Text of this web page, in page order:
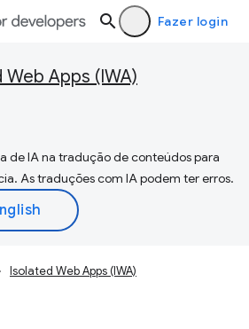
Fazer login
Web Apps (IWA)
de IA na tradução de conteúdos para
As traduções com IA podem ter erros.
Isolated Web Apps (IWA)